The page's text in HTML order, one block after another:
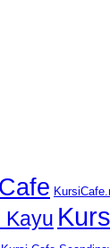
Kayu